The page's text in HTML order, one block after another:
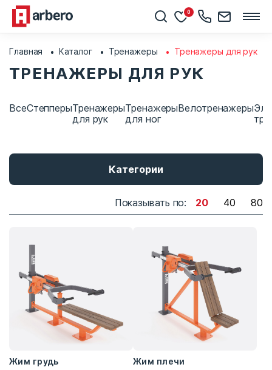
0
Главная Каталог Тренажеры Тренажеры для рук
ТРЕНАЖЕРЫ ДЛЯ РУК
ВсеСтепперыТренажеры
для рук
Тренажеры
для ног
Велотренажеры
Категории
Показывать по: 20 40 80
Жим грудь Жим плечи